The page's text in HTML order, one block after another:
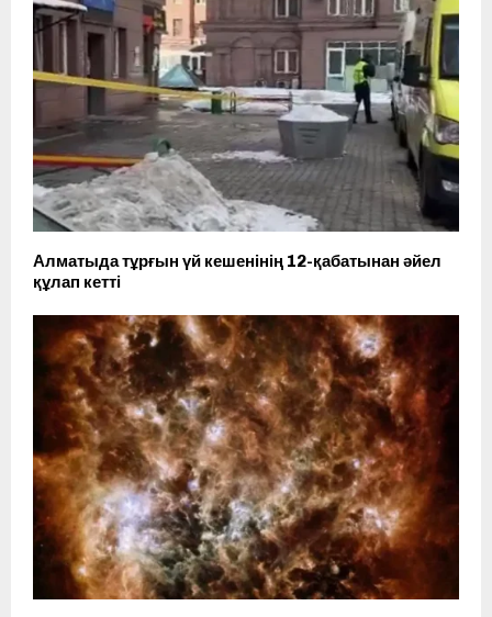
Алматыда тұрғын үй кешенінің 12-қабатынан әйел
құлап кетті